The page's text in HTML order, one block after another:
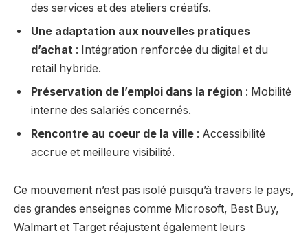
des services et des ateliers créatifs.
Une adaptation aux nouvelles pratiques
d’achat : Intégration renforcée du digital et du
retail hybride.
Préservation de l’emploi dans la région : Mobilité
interne des salariés concernés.
Rencontre au coeur de la ville : Accessibilité
accrue et meilleure visibilité.
Ce mouvement n’est pas isolé puisqu’à travers le pays,
des grandes enseignes comme Microsoft, Best Buy,
Walmart et Target réajustent également leurs